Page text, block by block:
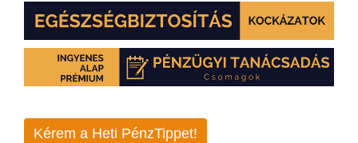
Kérem a Heti PénzTippet!